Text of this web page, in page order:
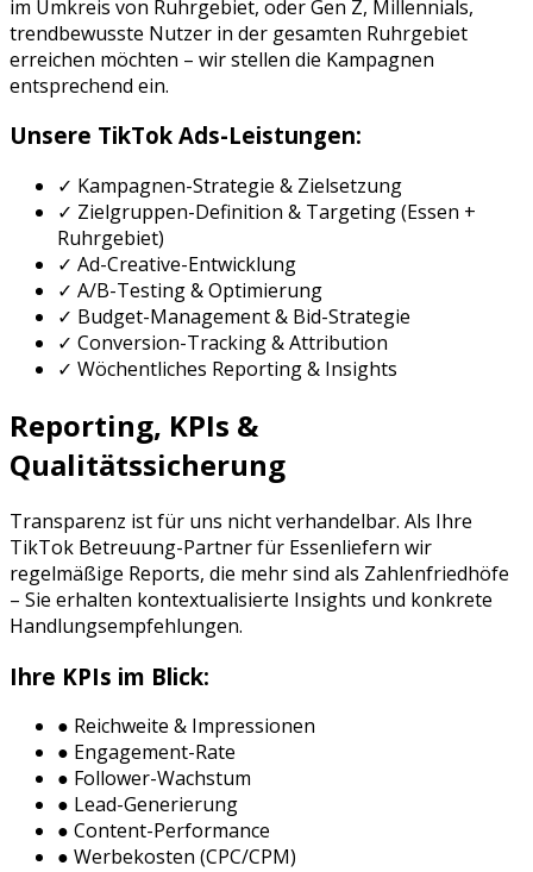
im Umkreis von Ruhrgebiet, oderGen Z, Millennials,
trendbewusste Nutzer in der gesamten Ruhrgebiet
erreichen möchten – wir stellen die Kampagnen
entsprechend ein.
Unsere TikTok Ads-Leistungen:
✓ Kampagnen-Strategie & Zielsetzung
✓ Zielgruppen-Definition & Targeting (Essen +
Ruhrgebiet)
✓ Ad-Creative-Entwicklung
✓ A/B-Testing & Optimierung
✓ Budget-Management & Bid-Strategie
✓ Conversion-Tracking & Attribution
✓ Wöchentliches Reporting & Insights
Reporting, KPIs &
Qualitätssicherung
Transparenz ist für uns nicht verhandelbar. Als Ihre
TikTok Betreuung-Partner für Essenliefern wir
regelmäßige Reports, die mehr sind als Zahlenfriedhöfe
– Sie erhalten kontextualisierte Insights und konkrete
Handlungsempfehlungen.
Ihre KPIs im Blick:
● Reichweite & Impressionen
● Engagement-Rate
● Follower-Wachstum
● Lead-Generierung
● Content-Performance
● Werbekosten (CPC/CPM)